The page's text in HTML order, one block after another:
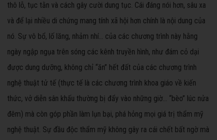
thô lỗ, tục tằn và cách gây cười dung tục. Cái đáng nói hơn, sâu xa
và để lại nhiều di chứng mang tính xã hội hơn chính là nội dung của
nó. Sự vô bổ, lố lăng, nhảm nhí… của các chương trình này hằng
ngày ngập ngụa trên sóng các kênh truyền hình, như đám cỏ dại
được dung dưỡng, không chỉ “ăn” hết đất của các chương trình
nghệ thuật tử tế (thực tế là các chương trình khoa giáo về kiến
thức, vở diễn sân khấu thường bị đẩy vào những giờ… “bèo” lúc nửa
đêm) mà còn góp phần làm lụn bại, phá hỏng mọi giá trị thẩm mỹ
nghệ thuật. Sự đầu độc thẩm mỹ không gây ra cái chết bất ngờ mà